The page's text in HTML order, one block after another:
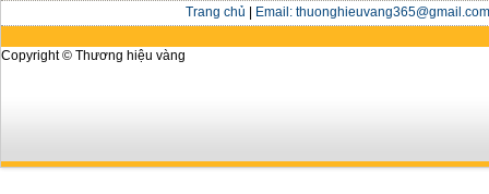
Trang chủ Email:
Copyright © Thương hiệu vàng